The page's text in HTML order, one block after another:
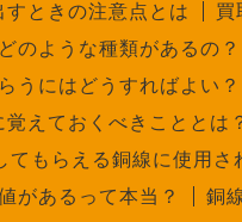
ときの注意点とは
買
のような種類があるの？
うにはどうすればよい？
えておくべきこととは
てもらえる銅線に使用さ
があるって本当？
銅